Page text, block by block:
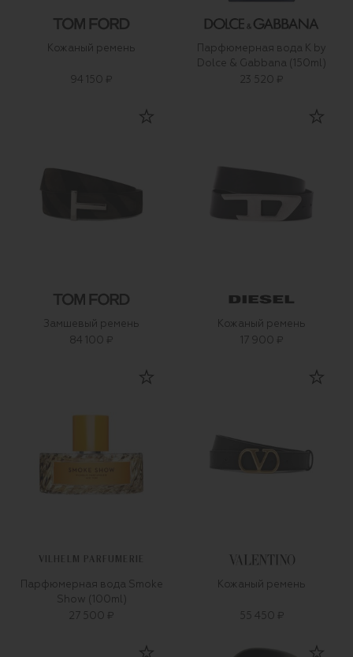
Кожаный ремень
94 150 ₽
Парфюмерная вода K by
Dolce & Gabbana (150ml)
23 520 ₽
Замшевый ремень
84 100 ₽
Кожаный ремень
17 900 ₽
VILHELM PARFUMERIE
Парфюмерная вода Smoke
Show (100ml)
27 500 ₽
Кожаный ремень
55 450 ₽